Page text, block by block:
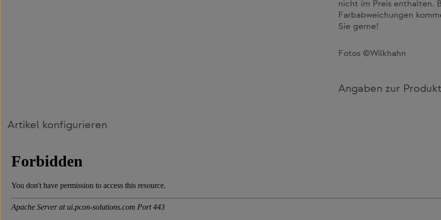
nicht im Preis enthalten.
Farbabweichungen
Sie gerne!
Fotos ©Wilkhahn
Angaben zur
Artikel konfigurieren